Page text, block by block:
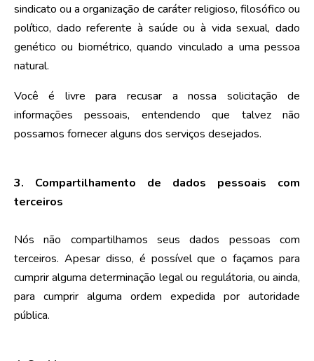
sindicato ou a organização de caráter religioso, filosófico ou
político, dado referente à saúde ou à vida sexual, dado
genético ou biométrico, quando vinculado a uma pessoa
natural.
Você é livre para recusar a nossa solicitação de
informações pessoais, entendendo que talvez não
possamos fornecer alguns dos serviços desejados.
3. Compartilhamento de dados pessoais com
terceiros
Nós não compartilhamos seus dados pessoas com
terceiros. Apesar disso, é possível que o façamos para
cumprir alguma determinação legal ou regulátoria, ou ainda,
para cumprir alguma ordem expedida por autoridade
pública.